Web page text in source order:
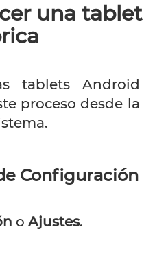
una tablet
tablets Android
proceso desde la
Configuración
oAjustes.